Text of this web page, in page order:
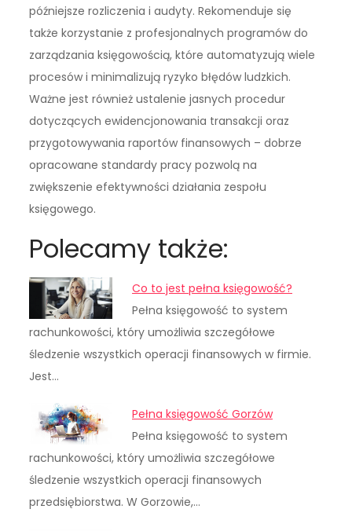
późniejsze rozliczenia i audyty. Rekomenduje się
także korzystanie z profesjonalnych programów do
zarządzania księgowością, które automatyzują wiele
procesów i minimalizują ryzyko błędów ludzkich.
Ważne jest również ustalenie jasnych procedur
dotyczących ewidencjonowania transakcji oraz
przygotowywania raportów finansowych – dobrze
opracowane standardy pracy pozwolą na
zwiększenie efektywności działania zespołu
księgowego.
Polecamy także:
Co to jest pełna księgowość?
Pełna księgowość to system
rachunkowości, który umożliwia szczegółowe
śledzenie wszystkich operacji finansowych w firmie.
Jest…
Pełna księgowość Gorzów
Pełna księgowość to system
rachunkowości, który umożliwia szczegółowe
śledzenie wszystkich operacji finansowych
przedsiębiorstwa. W Gorzowie,…